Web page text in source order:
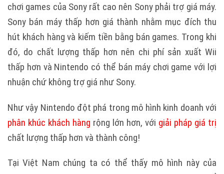
chơi games của Sony rất cao nên Sony phải trợ giá máy.
Sony bán máy thấp hơn giá thành nhằm mục đích thu
hút khách hàng và kiếm tiền bằng bán games. Trong khi
đó, do chất lượng thấp hơn nên chi phí sản xuất Wii
thấp hơn và Nintendo có thể bán máy chơi game với lợi
nhuận chứ không trợ giá như Sony.
Như vậy Nintendo đột phá trong mô hình kinh doanh với
phân khúc khách hàng rộng lớn hơn, với giải pháp giá trị
chất lượng thấp hơn và thành công!
Tại Việt Nam chúng ta có thể thấy mô hình này của